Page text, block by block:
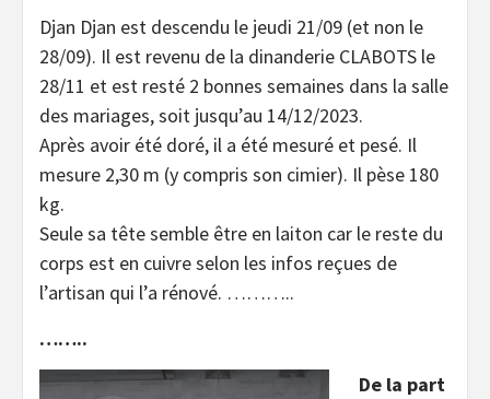
Djan Djan est descendu le jeudi 21/09 (et non le
28/09). Il est revenu de la dinanderie CLABOTS le
28/11 et est resté 2 bonnes semaines dans la salle
des mariages, soit jusqu’au 14/12/2023.
Après avoir été doré, il a été mesuré et pesé. Il
mesure 2,30 m (y compris son cimier). Il pèse 180
kg.
Seule sa tête semble être en laiton car le reste du
corps est en cuivre selon les infos reçues de
l’artisan qui l’a rénové. ………..
……..
De la part